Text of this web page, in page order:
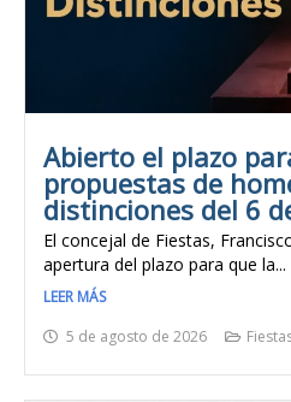
Abierto el plazo
propuestas de
distinciones del 6
El concejal de Fiestas,
apertura del plazo para que la...
LEER MÁS
5 de agosto de 2026